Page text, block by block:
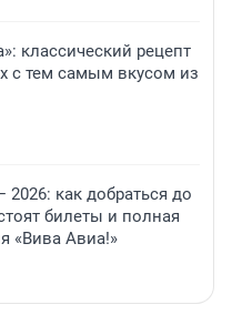
классический рецепт
с тем самым вкусом из
как добраться до
билеты и полная
«Вива Авиа!»